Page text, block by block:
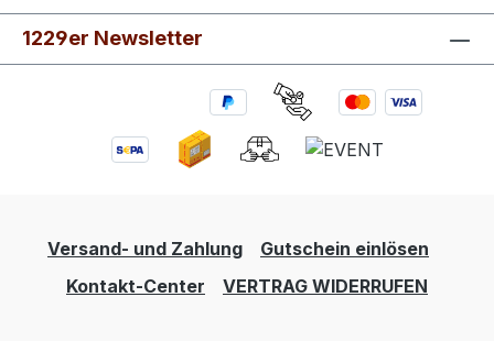
1229er Newsletter
Versand- und Zahlung
Gutschein einlösen
Kontakt-Center
VERTRAG WIDERRUFEN